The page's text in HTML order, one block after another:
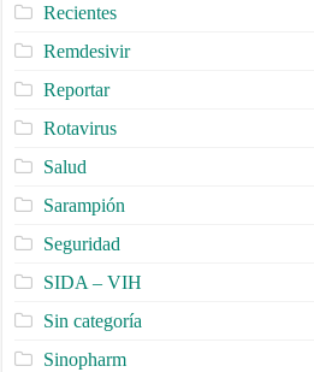
Recientes
Remdesivir
Reportar
Rotavirus
Salud
Sarampión
Seguridad
SIDA – VIH
Sin categoría
Sinopharm